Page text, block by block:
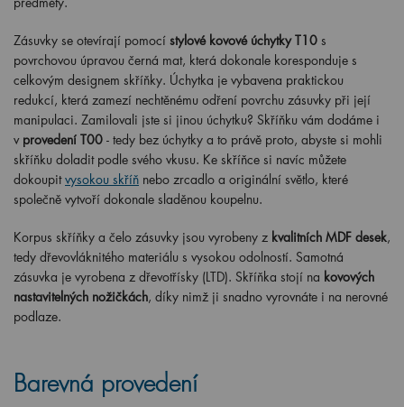
Zásuvky se otevírají pomocí stylové kovové úchytky T10 s
povrchovou úpravou černá mat, která dokonale koresponduje s
celkovým designem skříňky. Úchytka je vybavena praktickou
redukcí, která zamezí nechtěnému odření povrchu zásuvky při její
manipulaci. Zamilovali jste si jinou úchytku? Skříňku vám dodáme i
v provedení T00 - tedy bez úchytky a to právě proto, abyste si mohli
skříňku doladit podle svého vkusu. Ke skříňce si navíc můžete
dokoupit vysokou skříň nebo zrcadlo a originální světlo, které
společně vytvoří dokonale sladěnou koupelnu.
Korpus skříňky a čelo zásuvky jsou vyrobeny z kvalitních MDF desek,
tedy dřevovláknitého materiálu s vysokou odolností. Samotná
zásuvka je vyrobena z dřevotřísky (LTD). Skříňka stojí na kovových
nastavitelných nožičkách, díky nimž ji snadno vyrovnáte i na nerovné
podlaze.
Barevná provedení